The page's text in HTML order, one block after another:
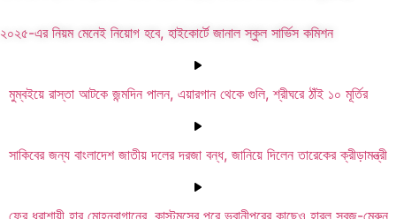
২০২৫-এর নিয়ম মেনেই নিয়োগ হবে, হাইকোর্টে জানাল স্কুল সার্ভিস কমিশন
মুম্বইয়ে রাস্তা আটকে জন্মদিন পালন, এয়ারগান থেকে গুলি, শ্রীঘরে ঠাঁই ১০ মূর্তির
সাকিবের জন্য বাংলাদেশ জাতীয় দলের দরজা বন্ধ, জানিয়ে দিলেন তারেকের ক্রীড়ামন্ত্রী
ফের ধরাশায়ী হার মোহনবাগানের, কাস্টমসের পরে ভবানীপুরের কাছেও হারল সবুজ-মেরুন